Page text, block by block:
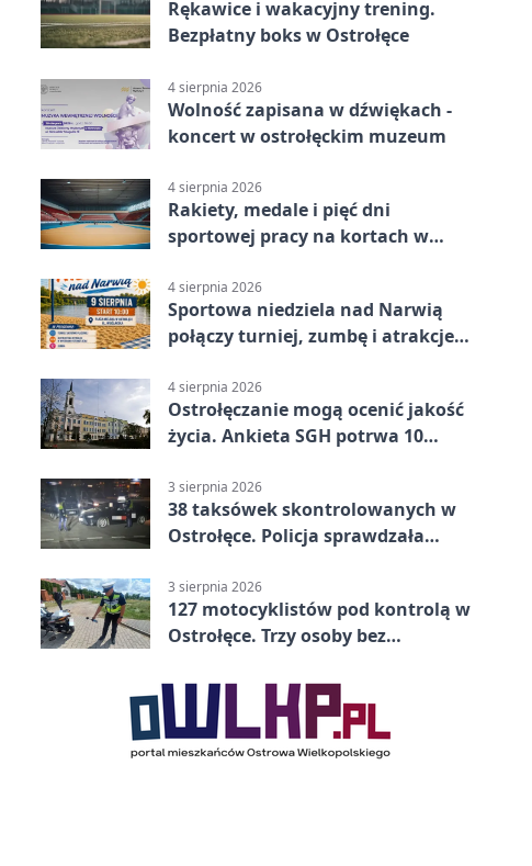
Rękawice i wakacyjny trening.
Bezpłatny boks w Ostrołęce
4 sierpnia 2026
Wolność zapisana w dźwiękach -
koncert w ostrołęckim muzeum
4 sierpnia 2026
Rakiety, medale i pięć dni
sportowej pracy na kortach w
4 sierpnia 2026
Sportowa niedziela nad Narwią
połączy turniej, zumbę i atrakcje
4 sierpnia 2026
Ostrołęczanie mogą ocenić jakość
życia. Ankieta SGH potrwa 10
3 sierpnia 2026
38 taksówek skontrolowanych w
Ostrołęce. Policja sprawdzała
3 sierpnia 2026
127 motocyklistów pod kontrolą w
Ostrołęce. Trzy osoby bez